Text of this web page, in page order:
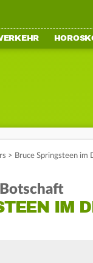
> Bruce Springsteen im
IM